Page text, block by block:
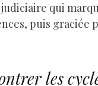
qui
puis graciée
les